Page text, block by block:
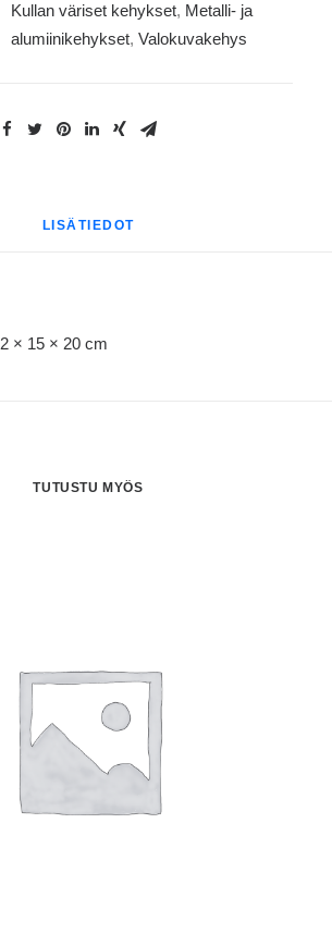
Kullan väriset kehykset, Metalli- ja
alumiinikehykset, Valokuvakehys
LISÄTIEDOT
2 × 15 × 20 cm
TUTUSTU MYÖS